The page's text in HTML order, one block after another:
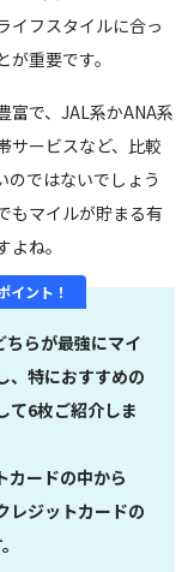
イフスタイルに合っ
重要です。
富で、JAL系かANA系
サービスなど、比較
のではないでしょう
もマイルが貯まる有
ね。
イント！
らが最強にマイ
、特におすすめの
て6枚ご紹介しま
カードの中から
レジットカードの